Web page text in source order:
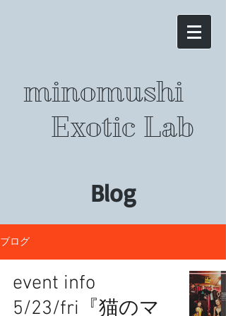
minomushi
Exotic Lab
Blog
ブログ
event info
5/23/fri『猫のマ